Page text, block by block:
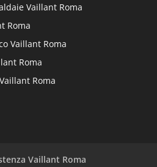
Vaillant Roma
Roma
Vaillant Roma
Roma
Roma
Vaillant Roma